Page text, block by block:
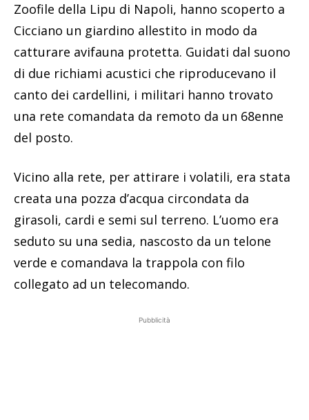
Zoofile della Lipu di Napoli, hanno scoperto a
Cicciano un giardino allestito in modo da
catturare avifauna protetta. Guidati dal suono
di due richiami acustici che riproducevano il
canto dei cardellini, i militari hanno trovato
una rete comandata da remoto da un 68enne
del posto.
Vicino alla rete, per attirare i volatili, era stata
creata una pozza d’acqua circondata da
girasoli, cardi e semi sul terreno. L’uomo era
seduto su una sedia, nascosto da un telone
verde e comandava la trappola con filo
collegato ad un telecomando.
Pubblicità